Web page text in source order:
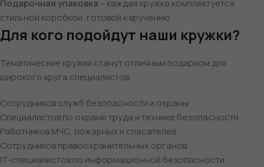
Подарочная упаковка – каждая кружка комплектуется
стильной коробкой, готовой к вручению
Для кого подойдут наши кружки?
Тематические кружки станут отличным подарком для
широкого круга специалистов:
Сотрудников служб безопасности и охраны
Специалистов по охране труда и технике безопасности
Работников МЧС, пожарных и спасателей
Сотрудников правоохранительных органов
IT-специалистов по информационной безопасности